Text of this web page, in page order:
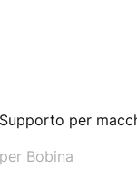
Supporto per
Bobina